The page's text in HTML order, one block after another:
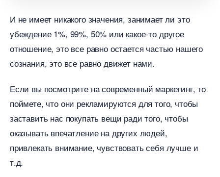
И не имеет никакого значения, занимает ли это
убеждение 1%, 99%, 50% или какое-то другое
отношение, это все равно остается частью нашего
сознания, это все равно движет нами.
Если вы посмотрите на современный маркетинг, то
поймете, что они рекламируются для того, чтобы
заставить нас покупать вещи ради того, чтобы
оказывать впечатление на других людей,
привлекать внимание, чувствовать себя лучше и
т.д.